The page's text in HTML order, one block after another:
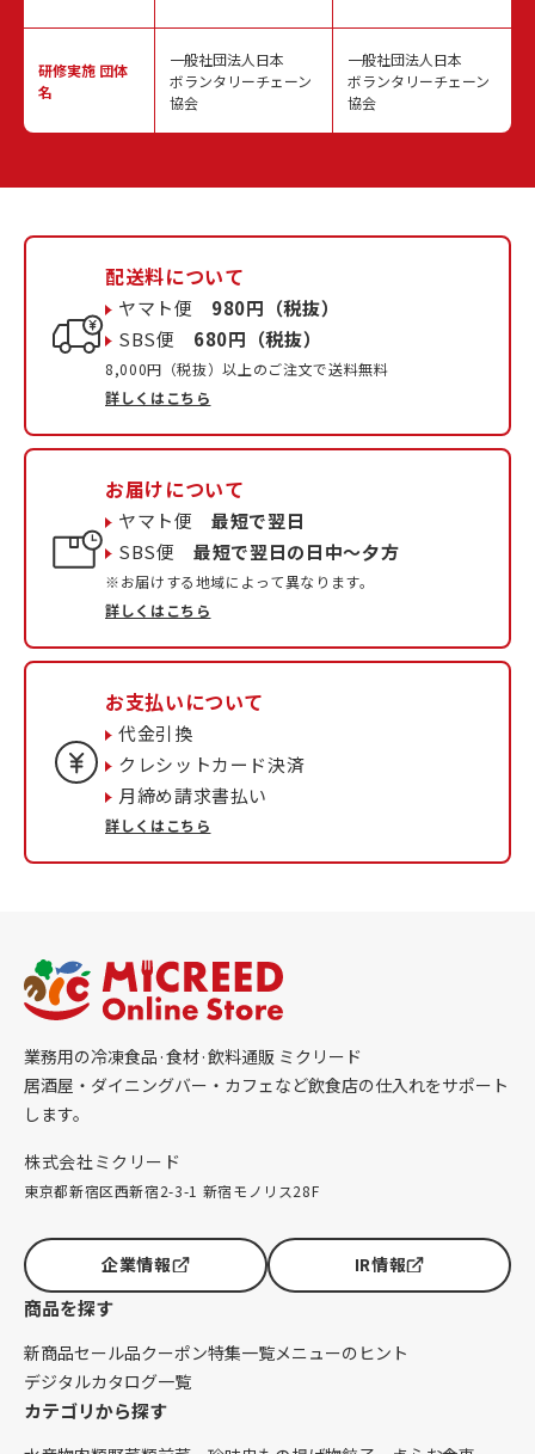
研修実施 団体
名
一般社団法人日本
ボランタリーチェーン
協会
一般社団法人日本
ボランタリーチェーン
協会
配送料について
ヤマト便 980円（税抜）
SBS便 680円（税抜）
8,000円（税抜）以上のご注文で送料無料
詳しくはこちら
お届けについて
ヤマト便最短で翌日
SBS便最短で翌日の日中〜夕方
※お届けする地域によって異なります。
詳しくはこちら
お支払いについて
代金引換
クレシットカード決済
月締め請求書払い
詳しくはこちら
業務用の冷凍食品·食材·飲料通販 ミクリード
居酒屋・ダイニングバー・カフェなど飲食店の仕入れをサポート
します。
株式会社ミクリード
東京都新宿区西新宿2-3-1 新宿モノリス28F
企業情報 IR情報
商品を探す
新商品セール品クーポン特集一覧メニューのヒント
デジタルカタログ一覧
カテゴリから探す